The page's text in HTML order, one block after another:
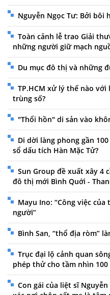
Nguyễn Ngọc Tư: Bởi bôi
Toàn cảnh lễ trao Giải
những người giữ mạch
Du mục đô thị và những
TP.HCM xử lý thế nào
trùng số?
"Thổi hồn" di sản vào
Di dời làng phong gần
sổ dấu tích Hàn Mặc Tử?
Sun Group đề xuất xây 4
đô thị mới Bình Quới -
Mayu Ino: “Công việc
người”
Bình San, “thổ địa ròm”
Trục đại lộ cảnh quan
phép thử cho tầm nhìn 100
Con gái của liệt sĩ